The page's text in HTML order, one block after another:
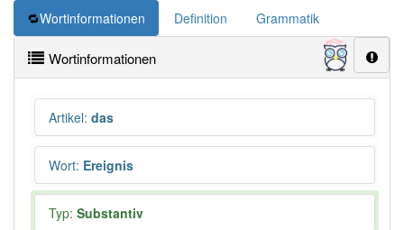
Wortinformationen Definition Grammatik
Wortinformationen
Artikel: das
Wort: Ereignis
Typ: Substantiv